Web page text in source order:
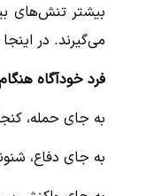
بیشتر تنش‌های
می‌گیرند. در
فرد خودآگاه
به جای حمله،
به جای دفاع،